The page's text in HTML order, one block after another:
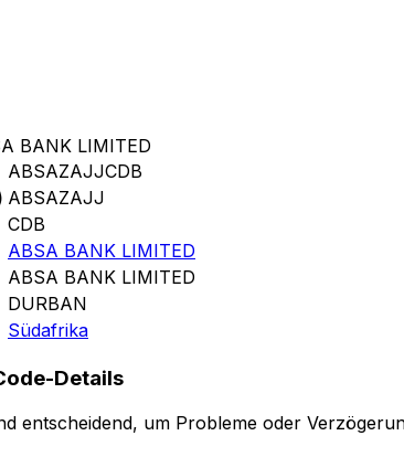
BANK LIMITED
ABSAZAJJCDB
ABSAZAJJ
CDB
ABSA BANK LIMITED
ABSA BANK LIMITED
DURBAN
Südafrika
Details
entscheidend, um Probleme oder